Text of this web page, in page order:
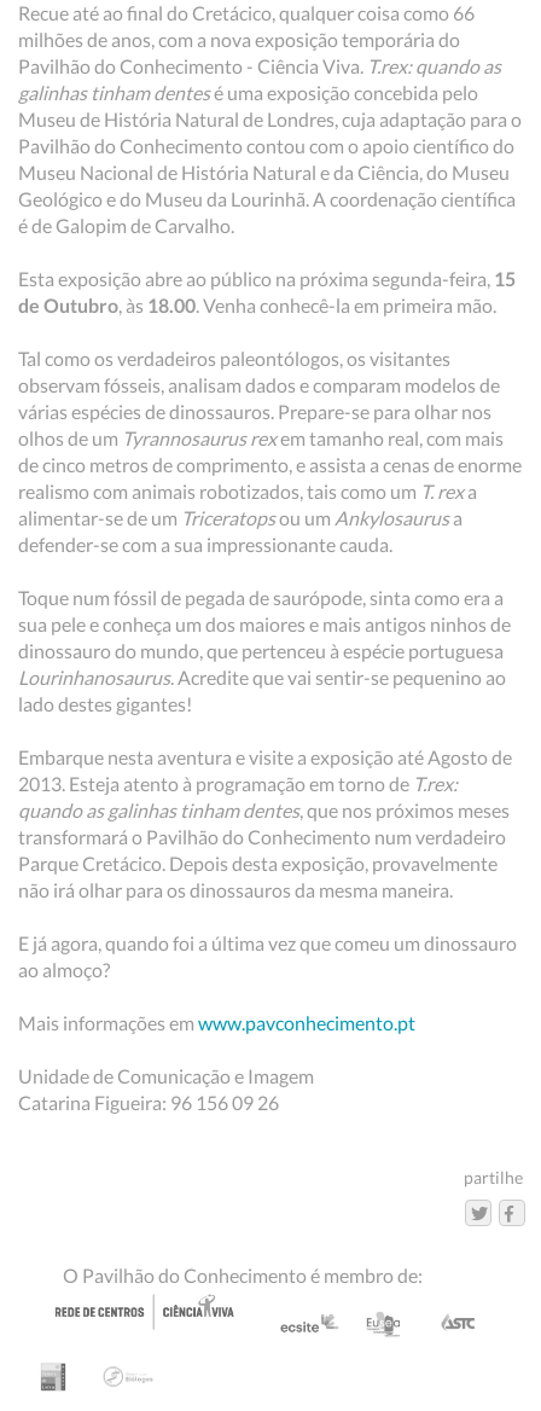
Recue até ao final do Cretácico, qualquer coisa como 66
milhões de anos, com a nova exposição temporária do
Pavilhão do Conhecimento - Ciência Viva. T.rex: quando as
galinhas tinham dentesé uma exposição concebida pelo
Museu de História Natural de Londres, cuja adaptação para o
Pavilhão do Conhecimento contou com o apoio científico do
Museu Nacional de História Natural e da Ciência, do Museu
Geológico e do Museu da Lourinhã. A coordenação científica
é de Galopim de Carvalho.
Esta exposição abre ao público na próxima segunda-feira, 15
de Outubro, às 18.00. Venha conhecê-la em primeira mão.
Tal como os verdadeiros paleontólogos, os visitantes
observam fósseis, analisam dados e comparam modelos de
várias espécies de dinossauros. Prepare-se para olhar nos
olhos de um Tyrannosaurus rexem tamanho real, com mais
de cinco metros de comprimento, e assista a cenas de enorme
realismo com animais robotizados, tais como um T. rexa
alimentar-se de um Triceratopsou um Ankylosaurusa
defender-se com a sua impressionante cauda.
Toque num fóssil de pegada de saurópode, sinta como era a
sua pele e conheça um dos maiores e mais antigos ninhos de
dinossauro do mundo, que pertenceu à espécie portuguesa
Lourinhanosaurus. Acredite que vai sentir-se pequenino ao
lado destes gigantes!
Embarque nesta aventura e visite a exposição até Agosto de
2013. Esteja atento à programação em torno de T.rex:
quando as galinhas tinham dentes, que nos próximos meses
transformará o Pavilhão do Conhecimento num verdadeiro
Parque Cretácico. Depois desta exposição, provavelmente
não irá olhar para os dinossauros da mesma maneira.
E já agora, quando foi a última vez que comeu um dinossauro
ao almoço?
Mais informações em www.pavconhecimento.pt
Unidade de Comunicação e Imagem
Catarina Figueira: 96 156 09 26
partilhe
O Pavilhão do Conhecimento é membro de: